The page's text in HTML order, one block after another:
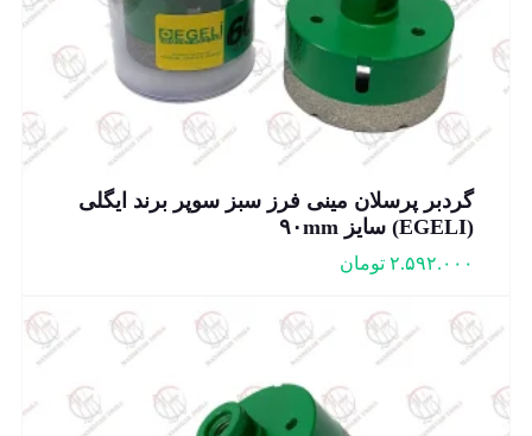
گردبر پرسلان مینی فرز سبز سوپر برند ایگلی
(EGELI) سایز ۹۰mm
۲.۵۹۲.۰۰۰ تومان